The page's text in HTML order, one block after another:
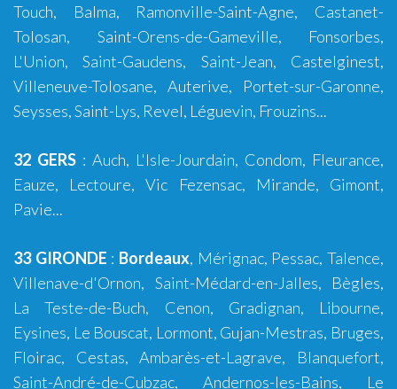
Touch, Balma, Ramonville-Saint-Agne, Castanet-
Tolosan, Saint-Orens-de-Gameville, Fonsorbes,
L'Union,Saint-Gaudens, Saint-Jean, Castelginest,
Villeneuve-Tolosane, Auterive, Portet-sur-Garonne,
Seysses, Saint-Lys, Revel, Léguevin, Frouzins...
32 GERS : Auch, L'Isle-Jourdain, Condom, Fleurance,
Eauze, Lectoure, Vic Fezensac, Mirande, Gimont,
Pavie...
33 GIRONDE : Bordeaux, Mérignac, Pessac,Talence,
Villenave-d'Ornon, Saint-Médard-en-Jalles, Bègles,
La Teste-de-Buch, Cenon, Gradignan, Libourne,
Eysines, Le Bouscat, Lormont, Gujan-Mestras, Bruges,
Floirac, Cestas,Ambarès-et-Lagrave, Blanquefort,
Saint-André-de-Cubzac, Andernos-les-Bains, Le